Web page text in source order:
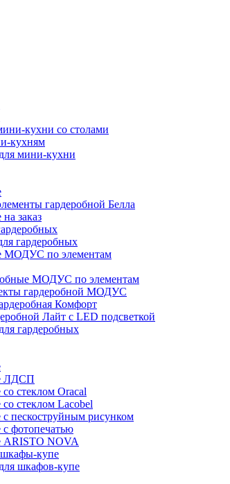
кухни со столами
кухням
мини-кухни
гардеробной Белла
заказ
гардеробных
МОДУС по элементам
МОДУС по элементам
гардеробной МОДУС
Комфорт
Лайт с LED подсветкой
гардеробных
ЛДСП
стеклом Oracal
стеклом Lacobel
пескоструйным рисунком
фотопечатью
NOVA
купе
шкафов-купе